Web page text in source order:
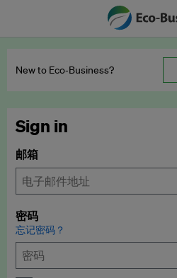
New to Eco‑Business?
Sign in
邮箱
密码
忘记密码？